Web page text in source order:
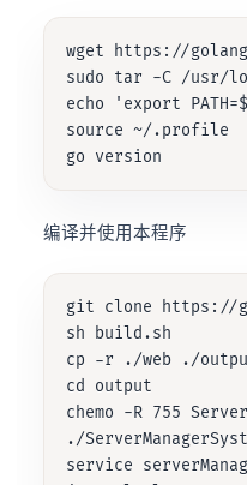
wget https://
sudo tar -C /usr/
echo 'export
source ~/.profile
编译并使用本程序
git clone https://
sh build.sh
cp -r ./web ./
cd output
chemo -R 755
./
service